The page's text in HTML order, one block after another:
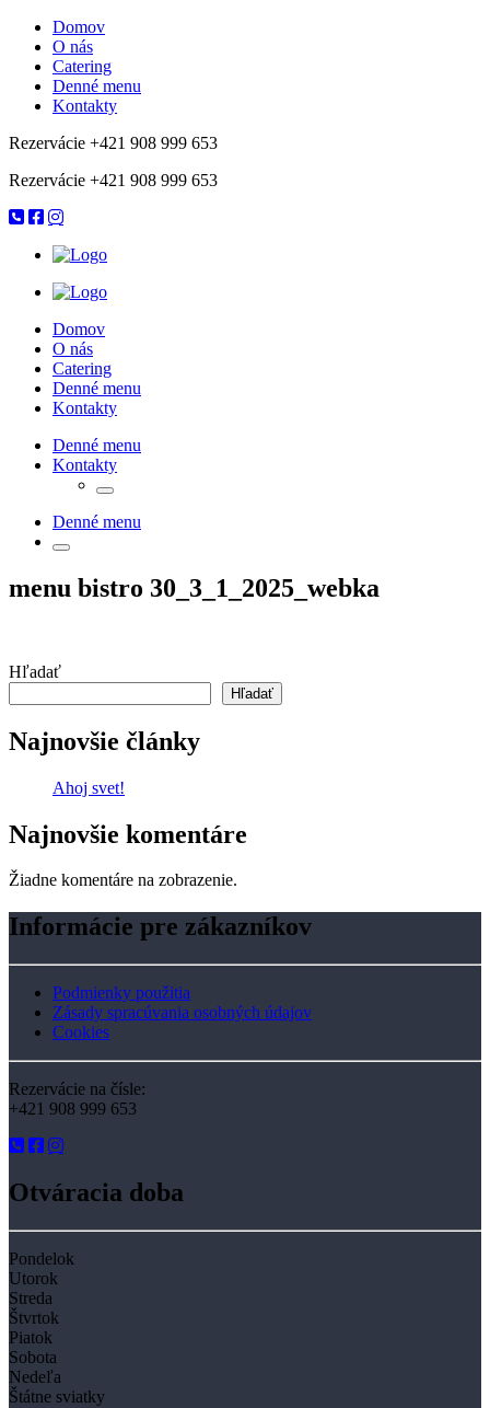
Domov
O nás
Catering
Denné menu
Kontakty
Rezervácie +421 908 999 653
Rezervácie +421 908 999 653
Domov
O nás
Catering
Denné menu
Kontakty
Denné menu
Kontakty
Denné menu
menu bistro 30_3_1_2025_webka
Hľadať
Hľadať
Najnovšie články
Ahoj svet!
Najnovšie komentáre
Žiadne komentáre na zobrazenie.
Informácie pre zákazníkov
Podmienky použitia
Zásady spracúvania osobných údajov
Cookies
Rezervácie na čísle:
+421 908 999 653
Otváracia doba
Pondelok
Utorok
Streda
Štvrtok
Piatok
Sobota
Nedeľa
Štátne sviatky